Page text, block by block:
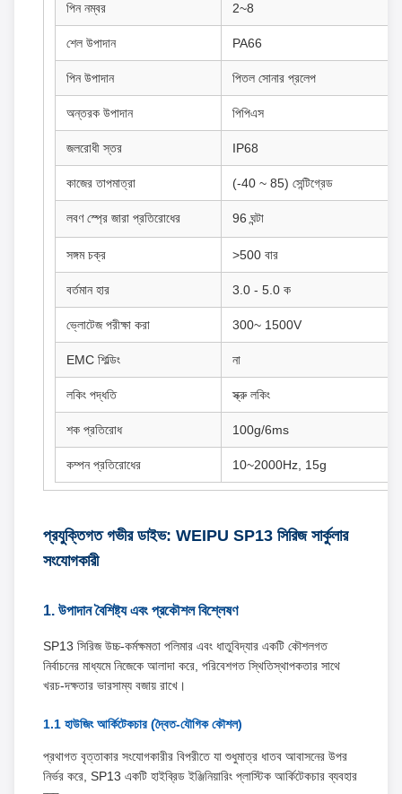
পিন নম্বর 2~8
শেল উপাদান PA66
পিন উপাদান পিতল সোনার প্রলেপ
অন্তরক উপাদান পিপিএস
জলরোধী স্তর IP68
কাজের তাপমাত্রা (-40 ~ 85) সেন্টিগ্রেড
লবণ স্প্রে জারা প্রতিরোধের 96 ঘন্টা
সঙ্গম চক্র >500 বার
বর্তমান হার 3.0 - 5.0 ক
ভ্লোটেজ পরীক্ষা করা 300~ 1500V
EMC শিল্ডিং না
লকিং পদ্ধতি স্ক্রু লকিং
শক প্রতিরোধ 100g/6ms
কম্পন প্রতিরোধের 10~2000Hz, 15g
প্রযুক্তিগত গভীর ডাইভ: WEIPU SP13 সিরিজ সার্কুলার
সংযোগকারী
1. উপাদান বৈশিষ্ট্য এবং প্রকৌশল বিশ্লেষণ
SP13 সিরিজ উচ্চ-কর্মক্ষমতা পলিমার এবং ধাতুবিদ্যার একটি কৌশলগত
নির্বাচনের মাধ্যমে নিজেকে আলাদা করে, পরিবেশগত স্থিতিস্থাপকতার সাথে
খরচ-দক্ষতার ভারসাম্য বজায় রাখে।
1.1 হাউজিং আর্কিটেকচার (দ্বৈত-যৌগিক কৌশল)
প্রথাগত বৃত্তাকার সংযোগকারীর বিপরীতে যা শুধুমাত্র ধাতব আবাসনের উপর
নির্ভর করে, SP13 একটি হাইব্রিড ইঞ্জিনিয়ারিং প্লাস্টিক আর্কিটেকচার ব্যবহার